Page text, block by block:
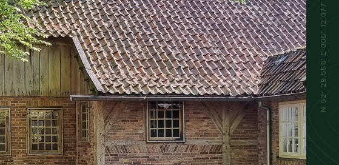
N 52° 29.556' E 006° 12.077'